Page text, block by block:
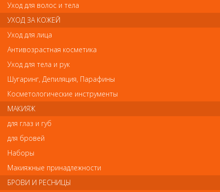
945р.-
Как оплатить? Как получить?
Профессиональный термобрашинг с керамическим покрытием
и ромбовидными отверстиями. Оснащён волнистой щетиной.
Имеет антистатическую и антибактериальную поверхность.
Очень удобен в работе, благодаря литой ручке продуманной
формы.
Отзывы
Уход для волос и тела
УХОД ЗА КОЖЕЙ
Уход для лица
Антивозрастная косметика
Уход для тела и рук
Шугаринг, Депиляция, Парафины
Косметологические инструменты
МАКИЯЖ
для глаз и губ
для бровей
Наборы
Макияжные принадлежности
БРОВИ И РЕСНИЦЫ